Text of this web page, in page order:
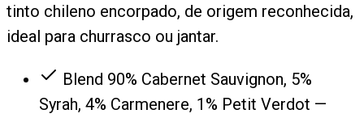
tinto chileno encorpado, de origem reconhecida,
ideal para churrasco ou jantar.
Blend 90% Cabernet Sauvignon, 5%
Syrah, 4% Carmenere, 1% Petit Verdot —